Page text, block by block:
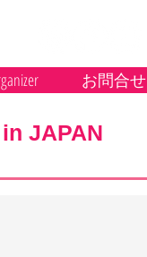
お問合せ
JAPAN